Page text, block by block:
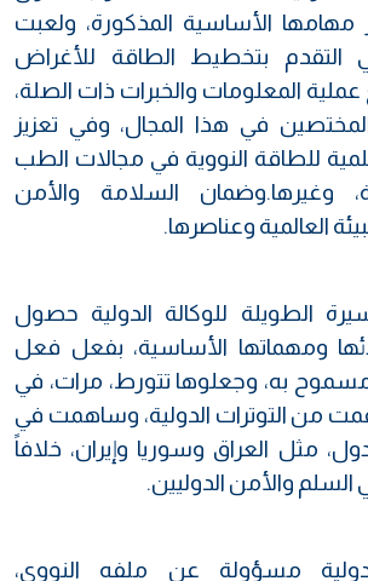
مهامها الأساسية المذكورة، ولعبت
التقدم بتخطيط الطاقة للأغراض
المعلومات والخبرات ذات الصلة،
في هذا المجال، وفي تعزيز
للطاقة النووية في مجالات الطب
وغيرها.وضمان السلامة والأمن
العالمية وعناصرها.
الطويلة للوكالة الدولية حصول
ومهماتها الأساسية، بفعل فعل
به، وجعلوها تتورط، مرات، في
من التوترات الدولية، وساهمت في
مثل العراق وسوريا وإيران، خلافاً
والأمن الدوليين.
مسؤولة عن ملفه النووي،